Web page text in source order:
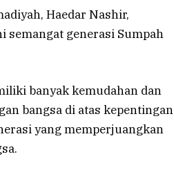
Haedar Nashir,
semangat generasi Sumpah
banyak kemudahan dan
bangsa di atas kepentingan
yang memperjuangkan